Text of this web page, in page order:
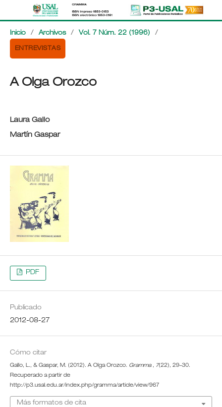
Inicio / Archivos / Vol. 7 Núm. 22 (1996) /
ENTREVISTAS
A Olga Orozco
Laura Gallo
Martín Gaspar
PDF
Publicado
2012-08-27
Cómo citar
Gallo, L., & Gaspar, M. (2012). A Olga Orozco. Gramma , 7(22), 29–30.
Recuperado a partir de
http://p3.usal.edu.ar/index.php/gramma/article/view/967
Más formatos de cita